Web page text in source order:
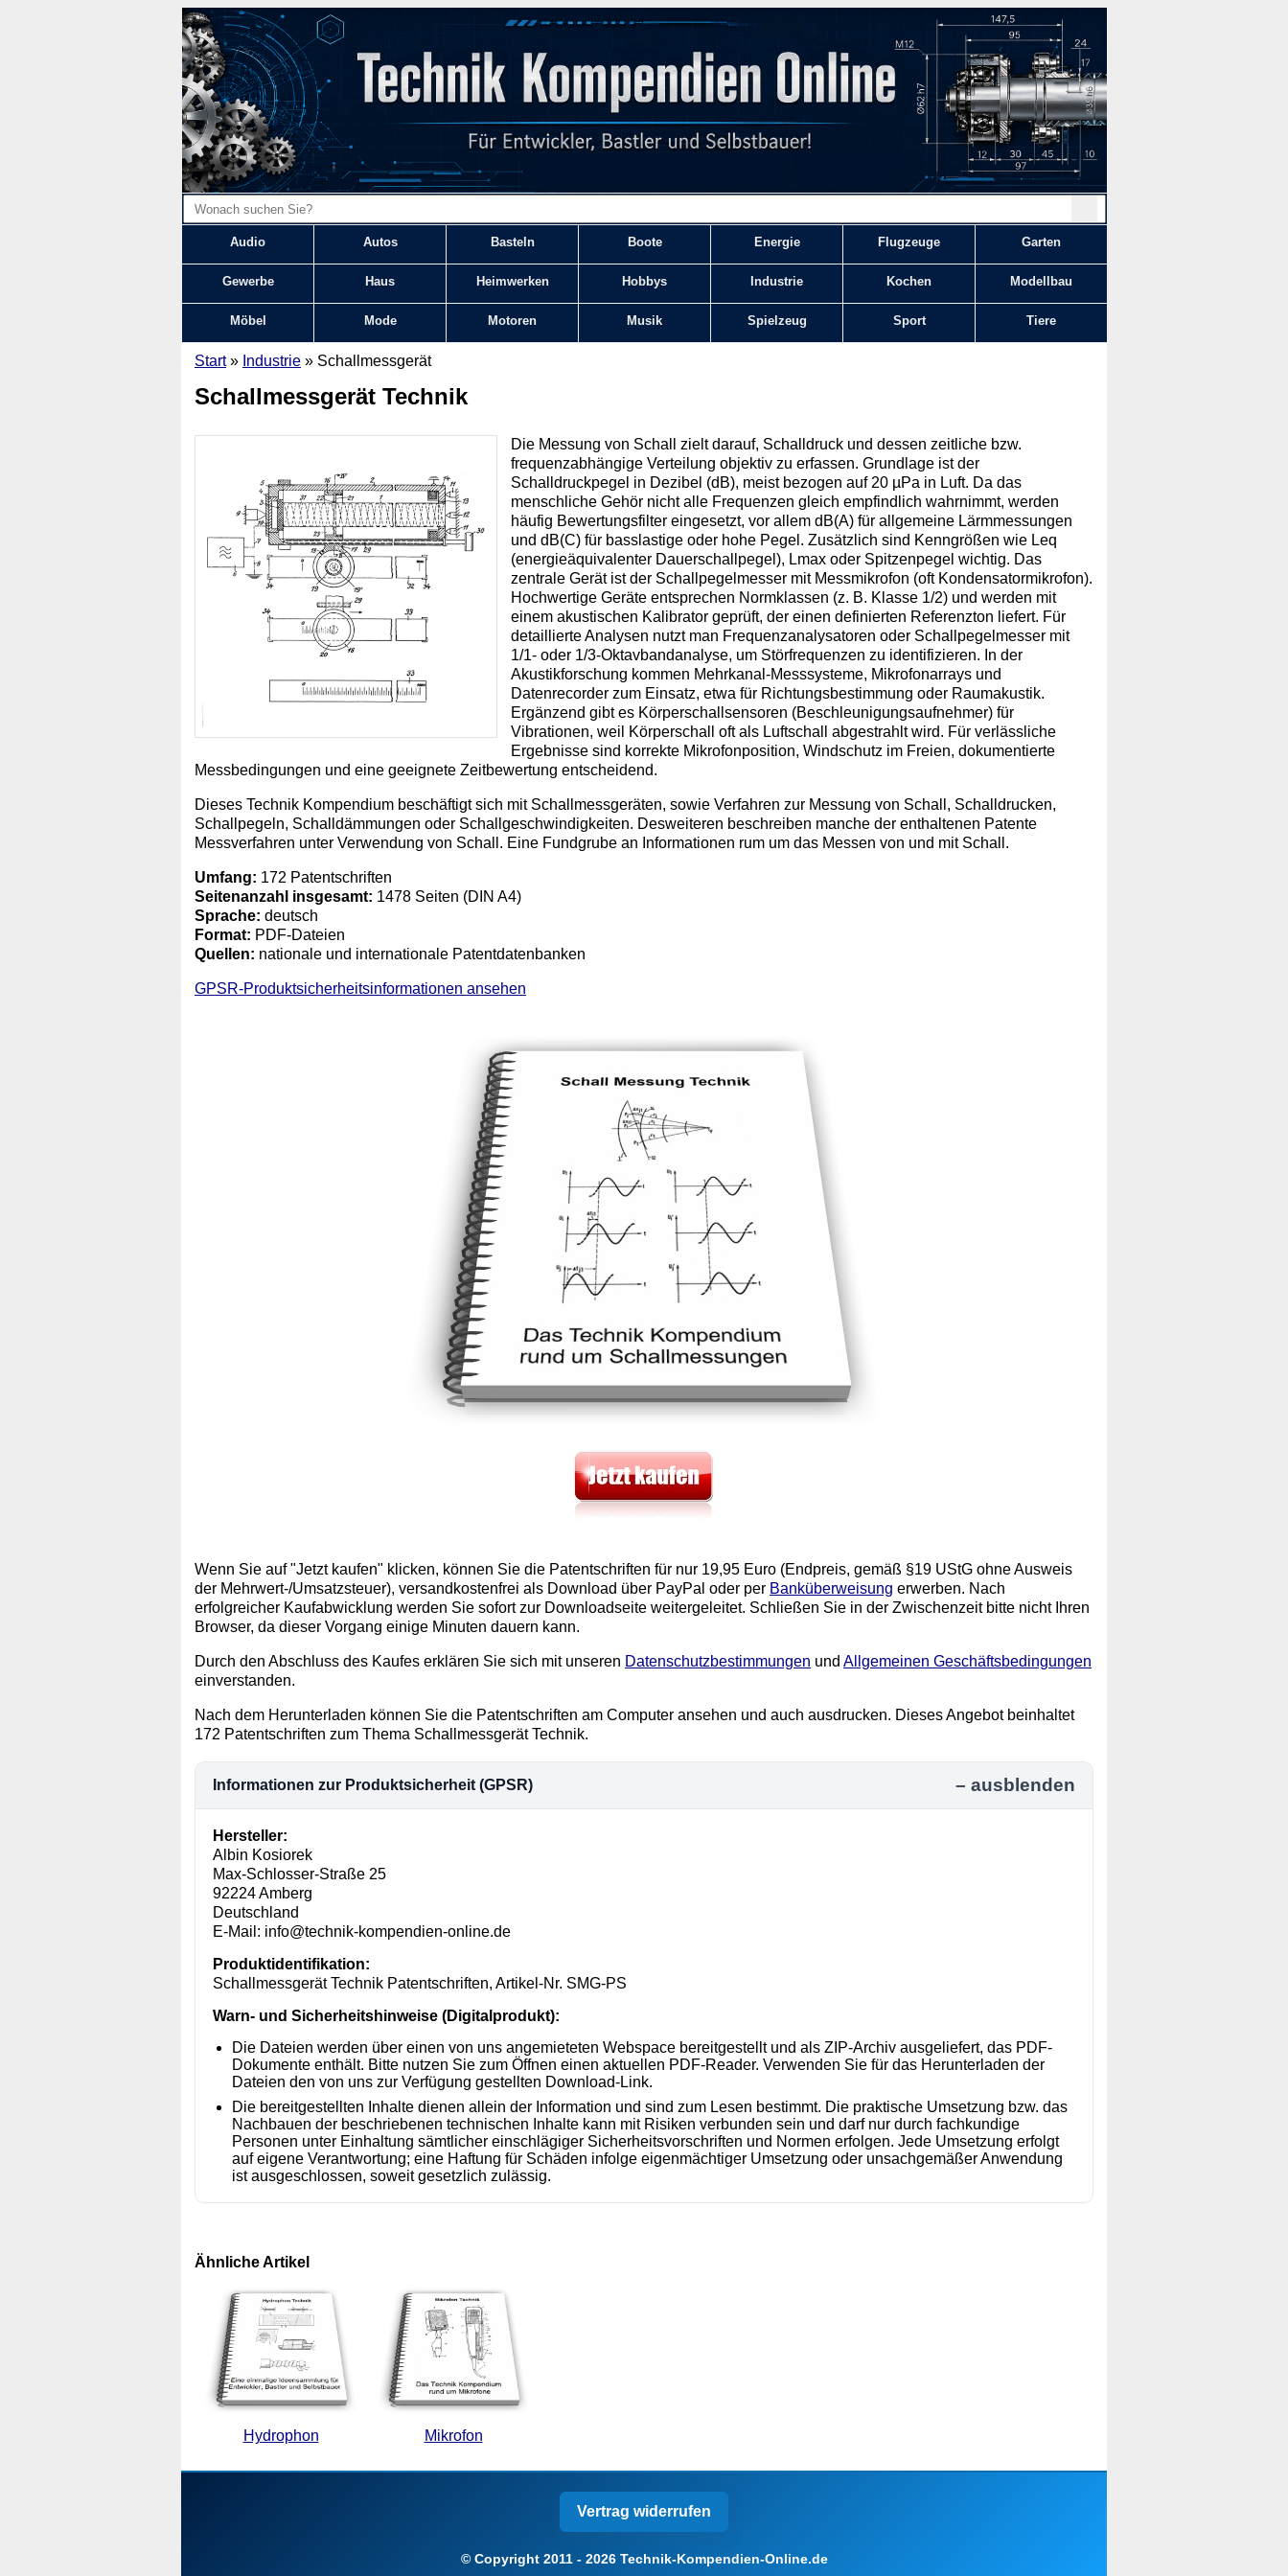
Audio Autos Basteln Boote Energie Flugzeuge Garten
Gewerbe Haus Heimwerken Hobbys Industrie Kochen Modellbau
Möbel Mode Motoren Musik Spielzeug Sport Tiere
Start» Industrie » Schallmessgerät
Schallmessgerät Technik
Die Messung von Schall zielt darauf, Schalldruck und dessen zeitliche bzw.
frequenzabhängige Verteilung objektiv zu erfassen. Grundlage ist der
Schalldruckpegel in Dezibel (dB), meist bezogen auf 20 µPa in Luft. Da das
menschliche Gehör nicht alle Frequenzen gleich empfindlich wahrnimmt, werden
häufig Bewertungsfilter eingesetzt, vor allem dB(A) für allgemeine Lärmmessungen
und dB(C) für basslastige oder hohe Pegel. Zusätzlich sind Kenngrößen wie Leq
(energieäquivalenter Dauerschallpegel), Lmax oder Spitzenpegel wichtig. Das
zentrale Gerät ist der Schallpegelmesser mit Messmikrofon (oft Kondensatormikrofon).
Hochwertige Geräte entsprechen Normklassen (z. B. Klasse 1/2) und werden mit
einem akustischen Kalibrator geprüft, der einen definierten Referenzton liefert. Für
detaillierte Analysen nutzt man Frequenzanalysatoren oder Schallpegelmesser mit
1/1- oder 1/3-Oktavbandanalyse, um Störfrequenzen zu identifizieren. In der
Akustikforschung kommen Mehrkanal-Messsysteme, Mikrofonarrays und
Datenrecorder zum Einsatz, etwa für Richtungsbestimmung oder Raumakustik.
Ergänzend gibt es Körperschallsensoren (Beschleunigungsaufnehmer) für
Vibrationen, weil Körperschall oft als Luftschall abgestrahlt wird. Für verlässliche
Ergebnisse sind korrekte Mikrofonposition, Windschutz im Freien, dokumentierte
Messbedingungen und eine geeignete Zeitbewertung entscheidend.
Dieses Technik Kompendium beschäftigt sich mit Schallmessgeräten, sowie Verfahren zur Messung von Schall, Schalldrucken,
Schallpegeln, Schalldämmungen oder Schallgeschwindigkeiten. Desweiteren beschreiben manche der enthaltenen Patente
Messverfahren unter Verwendung von Schall. Eine Fundgrube an Informationen rum um das Messen von und mit Schall.
Umfang: 172 Patentschriften
Seitenanzahl insgesamt: 1478 Seiten (DIN A4)
Sprache: deutsch
Format: PDF-Dateien
Quellen: nationale und internationale Patentdatenbanken
GPSR-Produktsicherheitsinformationen ansehen
Wenn Sie auf "Jetzt kaufen" klicken, können Sie die Patentschriften für nur 19,95 Euro (Endpreis, gemäß §19 UStG ohne Ausweis
der Mehrwert-/Umsatzsteuer), versandkostenfrei als Download über PayPal oder per Banküberweisung erwerben. Nach
erfolgreicher Kaufabwicklung werden Sie sofort zur Downloadseite weitergeleitet. Schließen Sie in der Zwischenzeit bitte nicht Ihren
Browser, da dieser Vorgang einige Minuten dauern kann.
Durch den Abschluss des Kaufes erklären Sie sich mit unseren Datenschutzbestimmungen und Allgemeinen Geschäftsbedingungen
einverstanden.
Nach dem Herunterladen können Sie die Patentschriften am Computer ansehen und auch ausdrucken. Dieses Angebot beinhaltet
172 Patentschriften zum Thema Schallmessgerät Technik.
Informationen zur Produktsicherheit (GPSR)
Hersteller:
Albin Kosiorek
Max-Schlosser-Straße 25
92224 Amberg
Deutschland
E-Mail: info@technik-kompendien-online.de
Produktidentifikation:
Schallmessgerät Technik Patentschriften, Artikel-Nr. SMG-PS
Warn- und Sicherheitshinweise (Digitalprodukt):
Die Dateien werden über einen von uns angemieteten Webspace bereitgestellt und als ZIP-Archiv ausgeliefert, das PDF-
Dokumente enthält. Bitte nutzen Sie zum Öffnen einen aktuellen PDF-Reader. Verwenden Sie für das Herunterladen der
Dateien den von uns zur Verfügung gestellten Download-Link.
Die bereitgestellten Inhalte dienen allein der Information und sind zum Lesen bestimmt. Die praktische Umsetzung bzw. das
Nachbauen der beschriebenen technischen Inhalte kann mit Risiken verbunden sein und darf nur durch fachkundige
Personen unter Einhaltung sämtlicher einschlägiger Sicherheitsvorschriften und Normen erfolgen. Jede Umsetzung erfolgt
auf eigene Verantwortung; eine Haftung für Schäden infolge eigenmächtiger Umsetzung oder unsachgemäßer Anwendung
ist ausgeschlossen, soweit gesetzlich zulässig.
Ähnliche Artikel
Hydrophon Mikrofon
Vertrag widerrufen
© Copyright 2011 - 2026 Technik-Kompendien-Online.de